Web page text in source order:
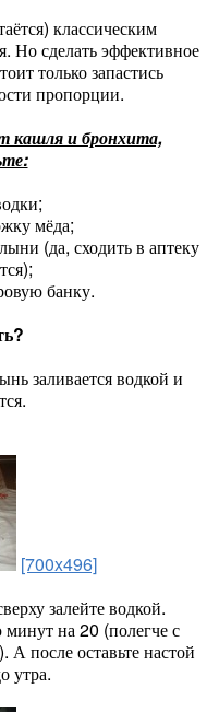
классическим
Но сделать эффективное
только запастись
пропорции.
кашля и бронхита,
мёда;
(да, сходить в аптеку
банку.
заливается водкой и
[700x496]
залейте водкой.
на 20 (полегче с
после оставьте настой
утра.